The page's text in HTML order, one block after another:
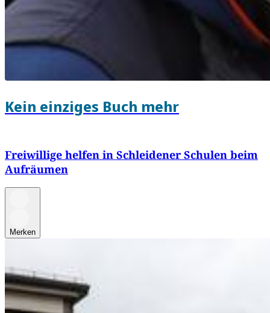
Kein einziges Buch mehr
Freiwillige helfen in Schleidener Schulen beim
Aufräumen
Merken